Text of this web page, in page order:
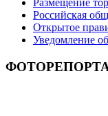
Российская
Открытое
Уведомление